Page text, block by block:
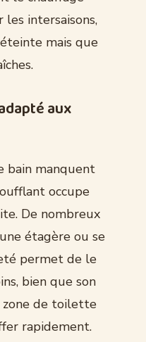
intersaisons,
mais que
aux
bain manquent
occupe
De nombreux
étagère ou se
permet de le
bien que son
zone de toilette
rapidement.